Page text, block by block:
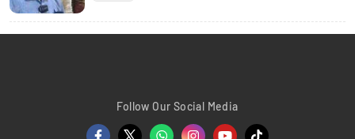
Follow Our Social Media